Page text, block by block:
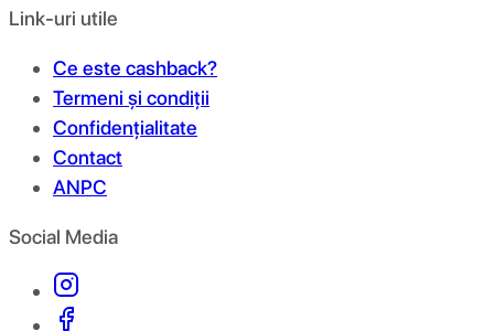
Link-uri utile
Ce este cashback?
Termeni și condiții
Confidențialitate
Contact
ANPC
Social Media